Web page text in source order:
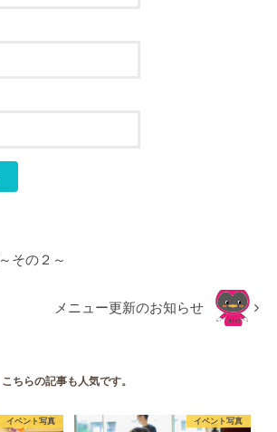
その２～
メニュー更新のお知らせ
こちらの記事も人気です。
イベント写真 イベント写真